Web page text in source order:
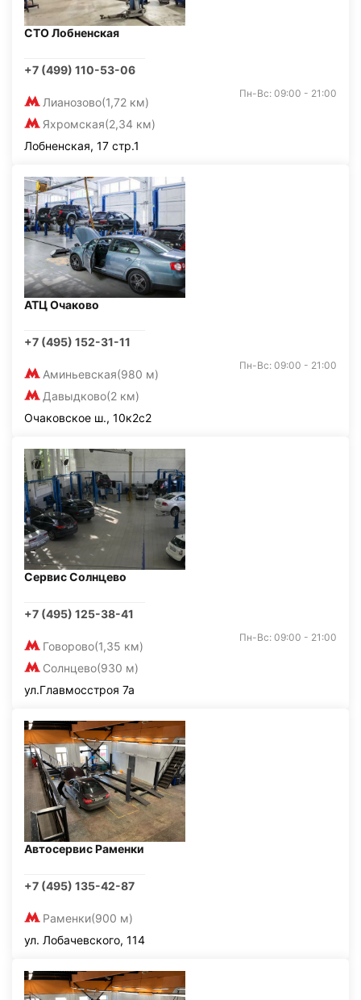
СТО Лобненская
+7 (499) 110-53-06
Лианозово(1,72 км)
Яхромская(2,34 км)
Пн-Вс: 09:00 - 21:00
Лобненская, 17 стр.1
АТЦ Очаково
+7 (495) 152-31-11
Аминьевская(980 м)
Давыдково(2 км)
Пн-Вс: 09:00 - 21:00
Очаковское ш., 10к2с2
Сервис Солнцево
+7 (495) 125-38-41
Говорово(1,35 км)
Солнцево(930 м)
Пн-Вс: 09:00 - 21:00
ул.Главмосстроя 7а
Автосервис Раменки
+7 (495) 135-42-87
Раменки(900 м)
ул. Лобачевского, 114